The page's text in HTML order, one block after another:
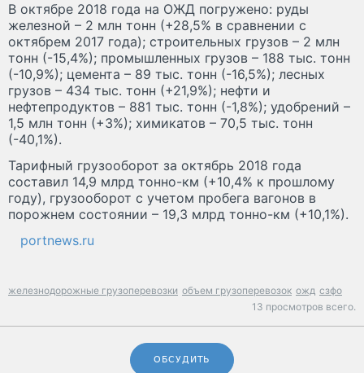
В октябре 2018 года на ОЖД погружено: руды
железной – 2 млн тонн (+28,5% в сравнении с
октябрем 2017 года); строительных грузов – 2 млн
тонн (-15,4%); промышленных грузов – 188 тыс. тонн
(-10,9%); цемента – 89 тыс. тонн (-16,5%); лесных
грузов – 434 тыс. тонн (+21,9%); нефти и
нефтепродуктов – 881 тыс. тонн (-1,8%); удобрений –
1,5 млн тонн (+3%); химикатов – 70,5 тыс. тонн
(-40,1%).
Тарифный грузооборот за октябрь 2018 года
составил 14,9 млрд тонно-км (+10,4% к прошлому
году), грузооборот с учетом пробега вагонов в
порожнем состоянии – 19,3 млрд тонно-км (+10,1%).
portnews.ru
железнодорожные грузоперевозки объем грузоперевозок ожд сзфо
13 просмотров всего.
ОБСУДИТЬ